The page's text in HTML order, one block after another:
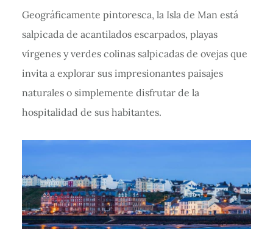
Geográficamente pintoresca, la Isla de Man está
salpicada de acantilados escarpados, playas
vírgenes y verdes colinas salpicadas de ovejas que
invita a explorar sus impresionantes paisajes
naturales o simplemente disfrutar de la
hospitalidad de sus habitantes.